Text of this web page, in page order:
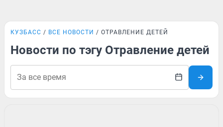
КУЗБАСС ВСЕ НОВОСТИ ОТРАВЛЕНИЕ ДЕТЕЙ
Новости по тэгу Отравление детей